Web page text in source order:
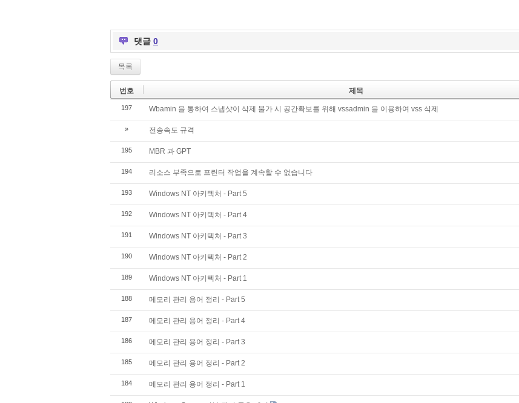
댓글 0
목록
번호 제목
197 Wbamin 을 통하여 스냅샷이 삭제 불가 시 공간확보를 위해 vssadmin 을 이용하여 vss 삭제
» 전송속도 규격
195 MBR 과 GPT
194 리소스 부족으로 프린터 작업을 계속할 수 없습니다
193 Windows NT 아키텍처 - Part 5
192 Windows NT 아키텍처 - Part 4
191 Windows NT 아키텍처 - Part 3
190 Windows NT 아키텍처 - Part 2
189 Windows NT 아키텍처 - Part 1
188 메모리 관리 용어 정리 - Part 5
187 메모리 관리 용어 정리 - Part 4
186 메모리 관리 용어 정리 - Part 3
185 메모리 관리 용어 정리 - Part 2
184 메모리 관리 용어 정리 - Part 1